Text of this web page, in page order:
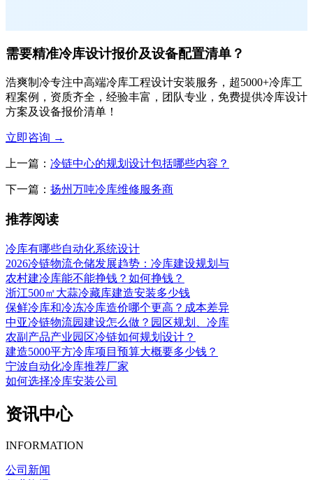
需要精准冷库设计报价及设备配置清单？
浩爽制冷专注中高端冷库工程设计安装服务，超5000+冷库工
程案例，资质齐全，经验丰富，团队专业，免费提供冷库设计
方案及设备报价清单！
立即咨询 →
上一篇： 冷链中心的规划设计包括哪些内容？
下一篇： 扬州万吨冷库维修服务商
推荐阅读
冷库有哪些自动化系统设计
2026冷链物流仓储发展趋势：冷库建设规划与
农村建冷库能不能挣钱？如何挣钱？
浙江500㎡大蒜冷藏库建造安装多少钱
保鲜冷库和冷冻冷库造价哪个更高？成本差异
中亚冷链物流园建设怎么做？园区规划、冷库
农副产品产业园区冷链如何规划设计？
建造5000平方冷库项目预算大概要多少钱？
宁波自动化冷库推荐厂家
如何选择冷库安装公司
资讯中心
INFORMATION
公司新闻